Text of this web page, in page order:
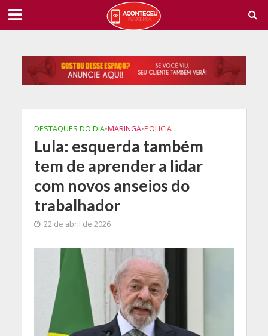
DESTAQUES DO DIA•MARINGA•POLICIA
Lula: esquerda também
tem de aprender a lidar
com novos anseios do
trabalhador
22 de abril de 2026